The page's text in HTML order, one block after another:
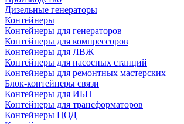
Дизельные генераторы
Контейнеры
Контейнеры для генераторов
Контейнеры для компрессоров
Контейнеры для ЛВЖ
Контейнеры для насосных станций
Контейнеры для ремонтных мастерских
Блок-контейнеры связи
Контейнеры для ИБП
Контейнеры для трансформаторов
Контейнеры ЦОД